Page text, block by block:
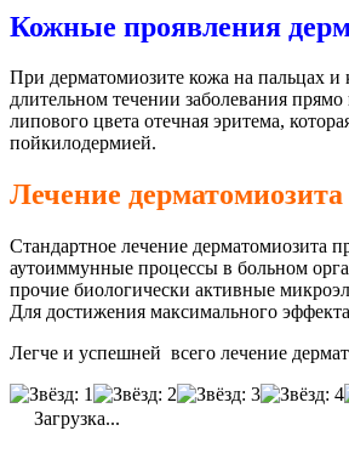
Кожные проявления
При дерматомиозите кожа на пальцах и
длительном течении заболевания
липового цвета отечная эритема,
пойкилодермией.
Лечение дерматомиозита
Стандартное лечение дерматомиозита
аутоиммунные процессы в больном
прочие биологически активные
Для достижения максимального
Легче и успешней всего лечение
Загрузка...